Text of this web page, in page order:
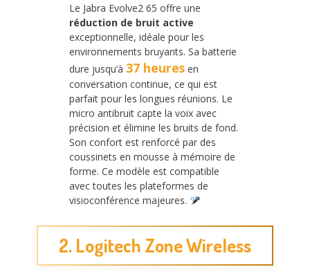
Le Jabra Evolve2 65 offre une
réduction de bruit active
exceptionnelle, idéale pour les
environnements bruyants. Sa batterie
dure jusqu’à 37 heures en
conversation continue, ce qui est
parfait pour les longues réunions. Le
micro antibruit capte la voix avec
précision et élimine les bruits de fond.
Son confort est renforcé par des
coussinets en mousse à mémoire de
forme. Ce modèle est compatible
avec toutes les plateformes de
visioconférence majeures.
2. Logitech Zone Wireless